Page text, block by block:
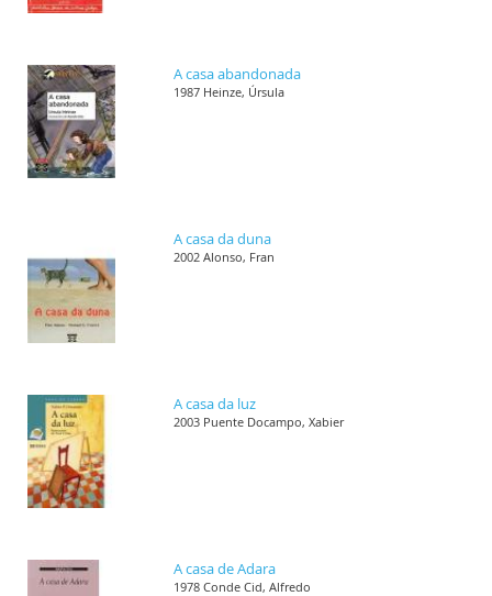
A casa abandonada
1987 Heinze, Úrsula
A casa da duna
2002 Alonso, Fran
A casa da luz
2003 Puente Docampo, Xabier
A casa de Adara
1978 Conde Cid, Alfredo